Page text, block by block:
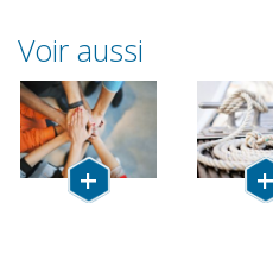
Voir aussi